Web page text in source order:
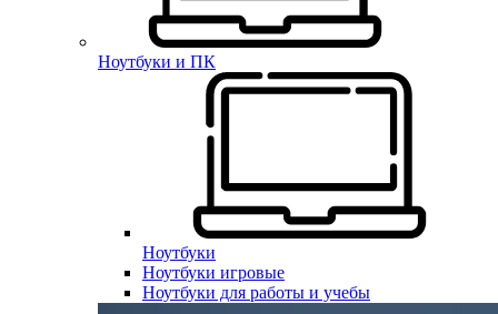
Ноутбуки и ПК
Ноутбуки
Ноутбуки игровые
Ноутбуки для работы и учебы